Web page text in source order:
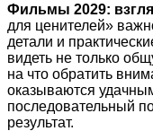
Фильмы 2029:
для ценителей»
детали и
видеть не только
на что обратить
оказываются
последовательный
результат.